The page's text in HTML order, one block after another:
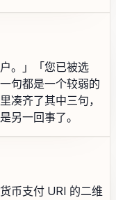
。」「您已被选
句都是一个较弱的
凑齐了其中三句，
另一回事了。
币支付 URI 的二维